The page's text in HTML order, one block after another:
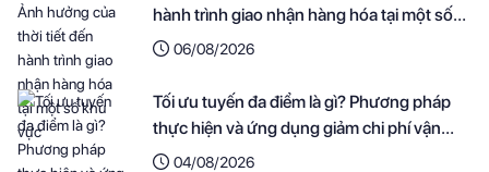
hành trình giao nhận hàng hóa tại một số
khu vực
06/08/2026
Tối ưu tuyến đa điểm là gì? Phương pháp
thực hiện và ứng dụng giảm chi phí vận
chuyển cho doanh nghiệp
04/08/2026